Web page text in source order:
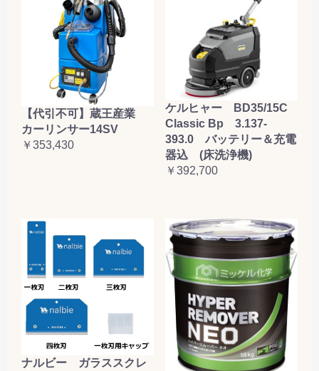
【代引不可】蔵王産業
カーリンサー14SV
￥353,430
ケルヒャー BD35/15C
Classic Bp 3.137-
393.0 バッテリー＆充電
器込 (床洗浄機)
￥392,700
ナルビー ガラススクレ